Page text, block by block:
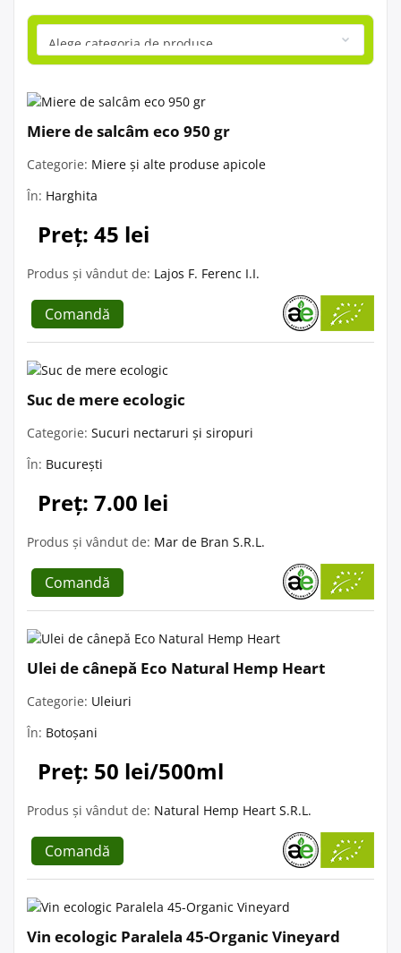
Miere de salcâm eco 950 gr
Categorie: Miere și alte produse apicole
În: Harghita
Preț: 45 lei
Produs și vândut de: Lajos F. Ferenc I.I.
Comandă
Suc de mere ecologic
Categorie: Sucuri nectaruri și siropuri
În: București
Preț: 7.00 lei
Produs și vândut de: Mar de Bran S.R.L.
Comandă
Ulei de cânepă Eco Natural Hemp Heart
Categorie: Uleiuri
În: Botoșani
Preț: 50 lei/500ml
Produs și vândut de: Natural Hemp Heart S.R.L.
Comandă
Vin ecologic Paralela 45-Organic Vineyard